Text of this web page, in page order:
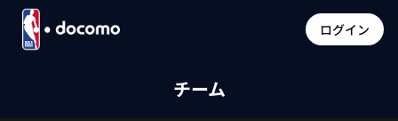
ログイン
チーム